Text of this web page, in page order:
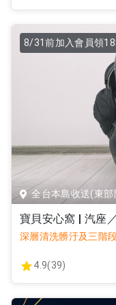
8/31前加入會員領
全台本島收送(東部
寶貝安心窩 | 汽座
深層清洗髒汙及三階
4.9(39)